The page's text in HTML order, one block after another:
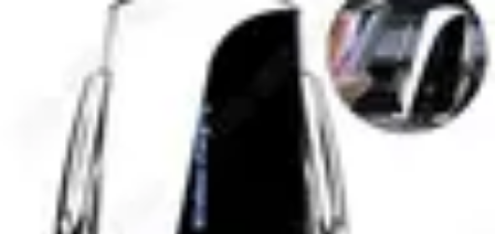
Maintenance Innovations en irrigationInstallation et
Entretien et Maintenance
Système Irrigation